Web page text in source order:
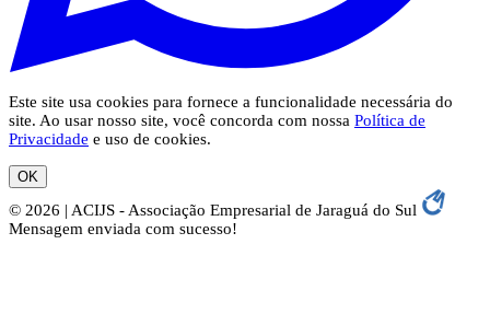
Este site usa cookies para fornece a funcionalidade necessária do
site. Ao usar nosso site, você concorda com nossa Política de
Privacidade e uso de cookies.
OK
© 2026 | ACIJS - Associação Empresarial de Jaraguá do Sul
Mensagem enviada com sucesso!